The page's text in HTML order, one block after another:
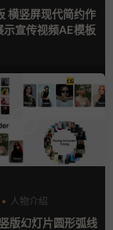
横竖屏现代简约作
示宣传视频AE模板
人物介绍
版幻灯片圆形弧线